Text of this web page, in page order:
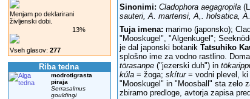
Menjam po deklarirani
življenski dobi.
13%
Vseh glasov: 277
Riba tedna
modrotigrasta
piraja
Serrasalmus
gouldingi
Sinonimi: Cladophora aegagropila
sauteri, A. martensi, A,. holsatica,
Tuja imena: marimo (japonsko);
"Mooskugel", "Algenkugel";
je dal japonski botanik Tatsuhiko
splošno ime za vodno rastlino.
tōrasanpe ("jezerski duh") in
kúla = žoga; skítur= vodni plevel, ki
"Mooskugel" in "Moosball" sta zelo
zbiramo predloge, avtorja zapisa